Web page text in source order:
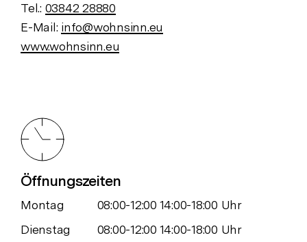
Tel.: 03842 28880
E-Mail: info@wohnsinn.eu
www.wohnsinn.eu
Öffnungszeiten
Montag
08:00-12:00 14:00-18:00 Uhr
Dienstag
08:00-12:00 14:00-18:00 Uhr